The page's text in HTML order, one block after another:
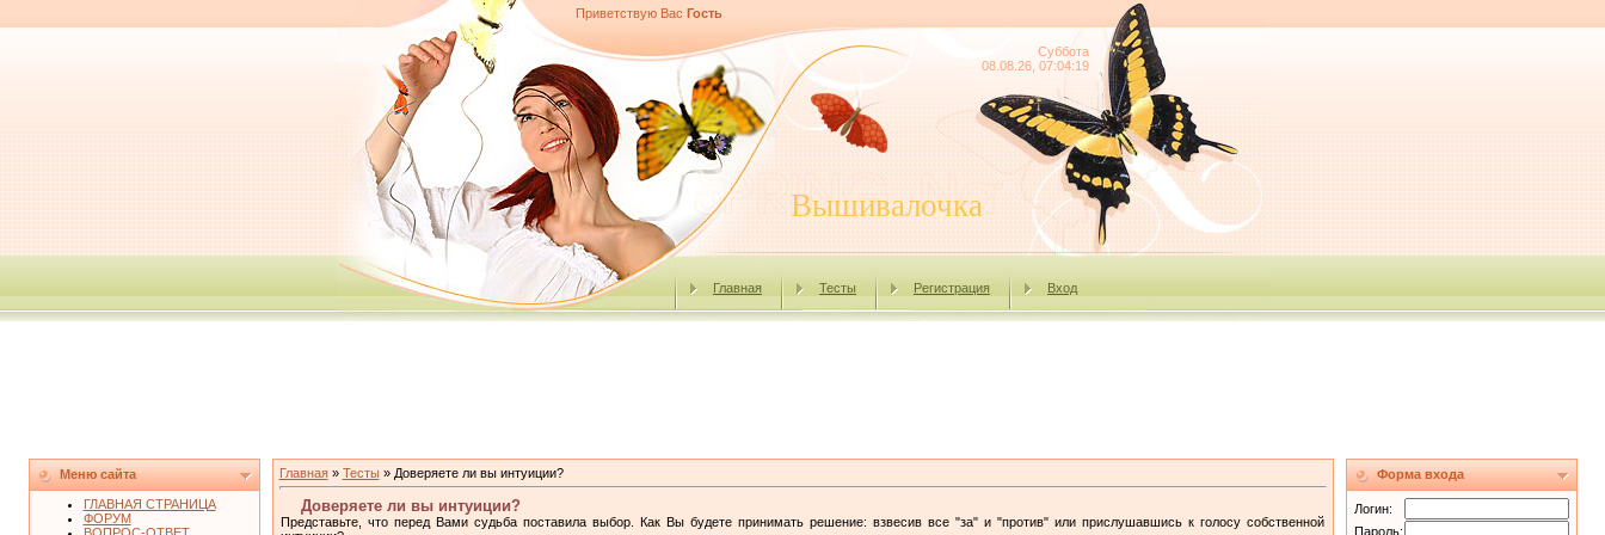
Приветствую Вас Гость
Суббота
08.08.26, 07:04:19
Вышивалочка
Главная Тесты Регистрация Вход
Меню сайта
ГЛАВНАЯ СТРАНИЦА
ФОРУМ
Главная» Тесты» Доверяете ли вы интуиции?
Доверяете ли вы интуиции?
Представьте, что перед Вами судьба поставила выбор. Как Вы будете принимать решение: взвесив все "за" и "против" или прислушавшись к голосу собственной
Форма входа
Логин:
Пароль: